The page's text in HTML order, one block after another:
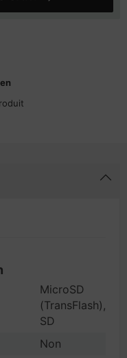
MicroSD
(TransFlash),
SD
Non